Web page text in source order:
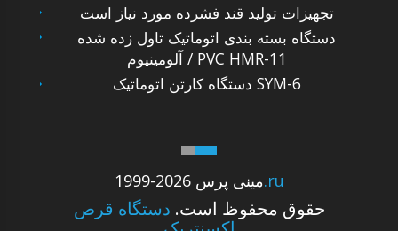
1999-2026 مینی پرس.ru
حقوق محفوظ است. دستگاه قرص
تجهیزات تولید قند فشرده مورد نیاز است
دستگاه بسته بندی اتوماتیک تاول زده شده
آلومینیوم / PVC HMR-11
دستگاه کارتن اتوماتیک SYM-6